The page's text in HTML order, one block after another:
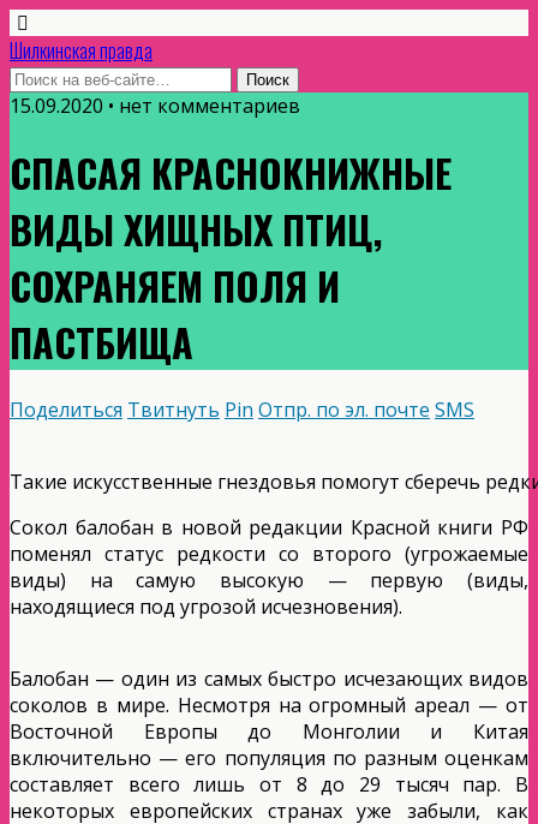
Шилкинская правда
15.09.2020 • нет комментариев
СПАСАЯ КРАСНОКНИЖНЫЕ
ВИДЫ ХИЩНЫХ ПТИЦ,
СОХРАНЯЕМ ПОЛЯ И
ПАСТБИЩА
Поделиться Твитнуть Pin Отпр. по эл. почте SMS
Такие искусственные гнездовья помогут сберечь
Сокол балобан в новой редакции Красной книги РФ
поменял статус редкости со второго (угрожаемые
виды) на самую высокую — первую (виды,
находящиеся под угрозой исчезновения).
Балобан — один из самых быстро исчезающих видов
соколов в мире. Несмотря на огромный ареал — от
Восточной Европы до Монголии и Китая
включительно — его популяция по разным оценкам
составляет всего лишь от 8 до 29 тысяч пар. В
некоторых европейских странах уже забыли, как